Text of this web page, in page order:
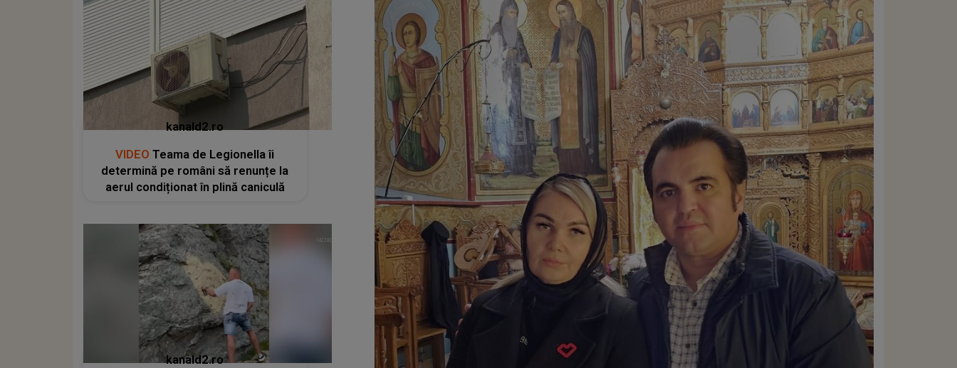
kanald2.ro
VIDEO Teama de Legionella îi
determină pe români să renunțe la
aerul condiționat în plină caniculă
kanald2.ro